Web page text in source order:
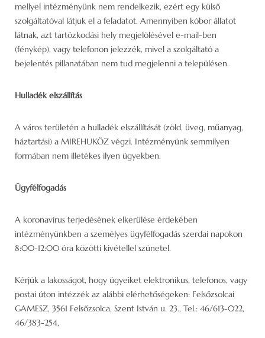
mellyel intézményünk nem rendelkezik, ezért egy külső
szolgáltatóval látjuk el a feladatot. Amennyiben kóbor állatot
látnak, azt tartózkodási hely megjelölésével e-mail-ben
(fénykép), vagy telefonon jelezzék, mivel a szolgáltató a
bejelentés pillanatában nem tud megjelenni a településen.
Hulladék elszállítás
A város területén a hulladék elszállítását (zöld, üveg, műanyag,
háztartási) a MIREHUKÖZ végzi. Intézményünk semmilyen
formában nem illetékes ilyen ügyekben.
Ügyfélfogadás
A koronavírus terjedésének elkerülése érdekében
intézményünkben a személyes ügyfélfogadás szerdai napokon
8:00-12:00 óra közötti kivétellel szünetel.
Kérjük a lakosságot, hogy ügyeiket elektronikus, telefonos, vagy
postai úton intézzék az alábbi elérhetőségeken: Felsőzsolcai
GAMESZ, 3561 Felsőzsolca, Szent István u. 23., Tel.: 46/613-022,
46/383-254,